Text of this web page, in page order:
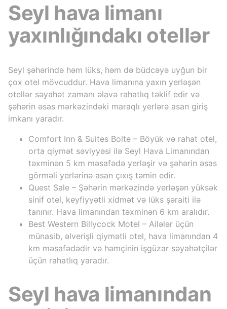
Seyl hava limanı
yaxınlığındakı otellər
Seyl şəhərində həm lüks, həm də büdcəyə uyğun bir
çox otel mövcuddur. Hava limanına yaxın yerləşən
otellər səyahət zamanı əlavə rahatlıq təklif edir və
şəhərin əsas mərkəzindəki maraqlı yerlərə asan giriş
imkanı yaradır.
Comfort Inn & Suites Bolte – Böyük və rahat otel,
orta qiymət səviyyəsi ilə Seyl Hava Limanından
təxminən 5 km məsafədə yerləşir və şəhərin əsas
görməli yerlərinə asan çıxış təmin edir.
Quest Sale – Şəhərin mərkəzində yerləşən yüksək
sinif otel, keyfiyyətli xidmət və lüks şəraiti ilə
tanınır. Hava limanından təxminən 6 km aralıdır.
Best Western Billycock Motel – Ailələr üçün
münasib, əlverişli qiymətli otel, hava limanından 4
km məsafədədir və həmçinin işgüzar səyahətçilər
üçün rahatlıq yaradır.
Seyl hava limanından